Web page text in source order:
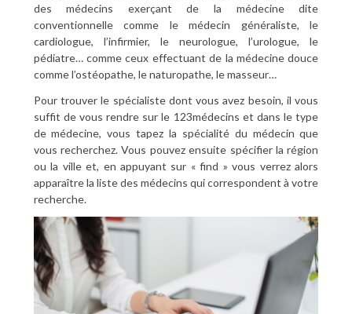
des médecins exerçant de la médecine dite
conventionnelle comme le médecin généraliste, le
cardiologue, l’infirmier, le neurologue, l’urologue, le
pédiatre… comme ceux effectuant de la médecine douce
comme l’ostéopathe, le naturopathe, le masseur…
Pour trouver le spécialiste dont vous avez besoin, il vous
suffit de vous rendre sur le 123médecins et dans le type
de médecine, vous tapez la spécialité du médecin que
vous recherchez. Vous pouvez ensuite spécifier la région
ou la ville et, en appuyant sur « find » vous verrez alors
apparaître la liste des médecins qui correspondent à votre
recherche.